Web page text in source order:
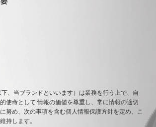
、当ブランドといいます）は業務を行う上で、自
使命として 情報の価値を尊重し、常に情報の適切
努め、次の事項を含む個人情報保護方針を定め、こ
持します。